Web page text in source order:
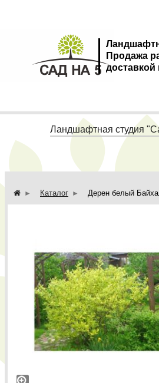
Продажа
доставкой
Ландшафтная студия
Каталог Дерен белый